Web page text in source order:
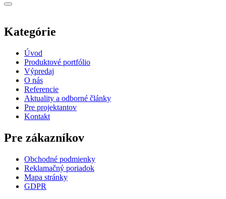
Kategórie
Úvod
Produktové portfólio
Výpredaj
O nás
Referencie
Aktuality a odborné články
Pre projektantov
Kontakt
Pre zákazníkov
Obchodné podmienky
Reklamačný poriadok
Mapa stránky
GDPR